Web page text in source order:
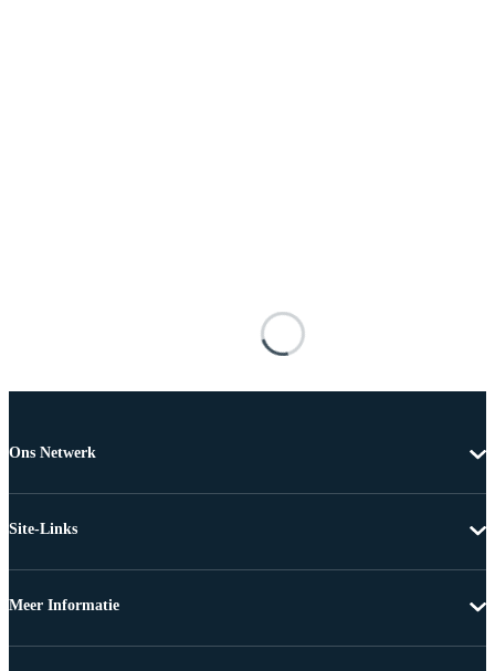
Ons Netwerk
Site-Links
Meer Informatie